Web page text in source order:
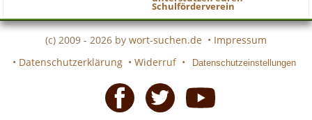
Schulförderverein
(c) 2009 - 2026 by wort-suchen.de • Impressum
• Datenschutzerklärung • Widerruf • Datenschutzeinstellungen